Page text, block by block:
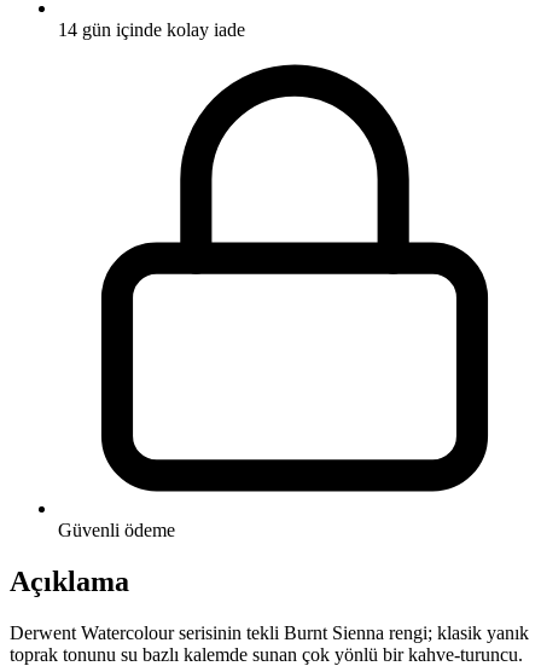
14 gün içinde kolay iade
Güvenli ödeme
Açıklama
Derwent Watercolour serisinin tekli Burnt Sienna rengi; klasik yanık
toprak tonunu su bazlı kalemde sunan çok yönlü bir kahve-turuncu.